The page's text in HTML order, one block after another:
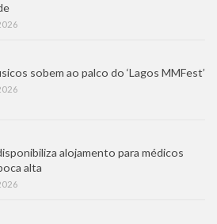
sobem ao palco do ‘Lagos MMFest’
alojamento para médicos
alta